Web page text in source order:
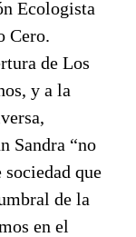
Ecologista
Cero.
de Los
y a la
Sandra “no
que
de la
en el